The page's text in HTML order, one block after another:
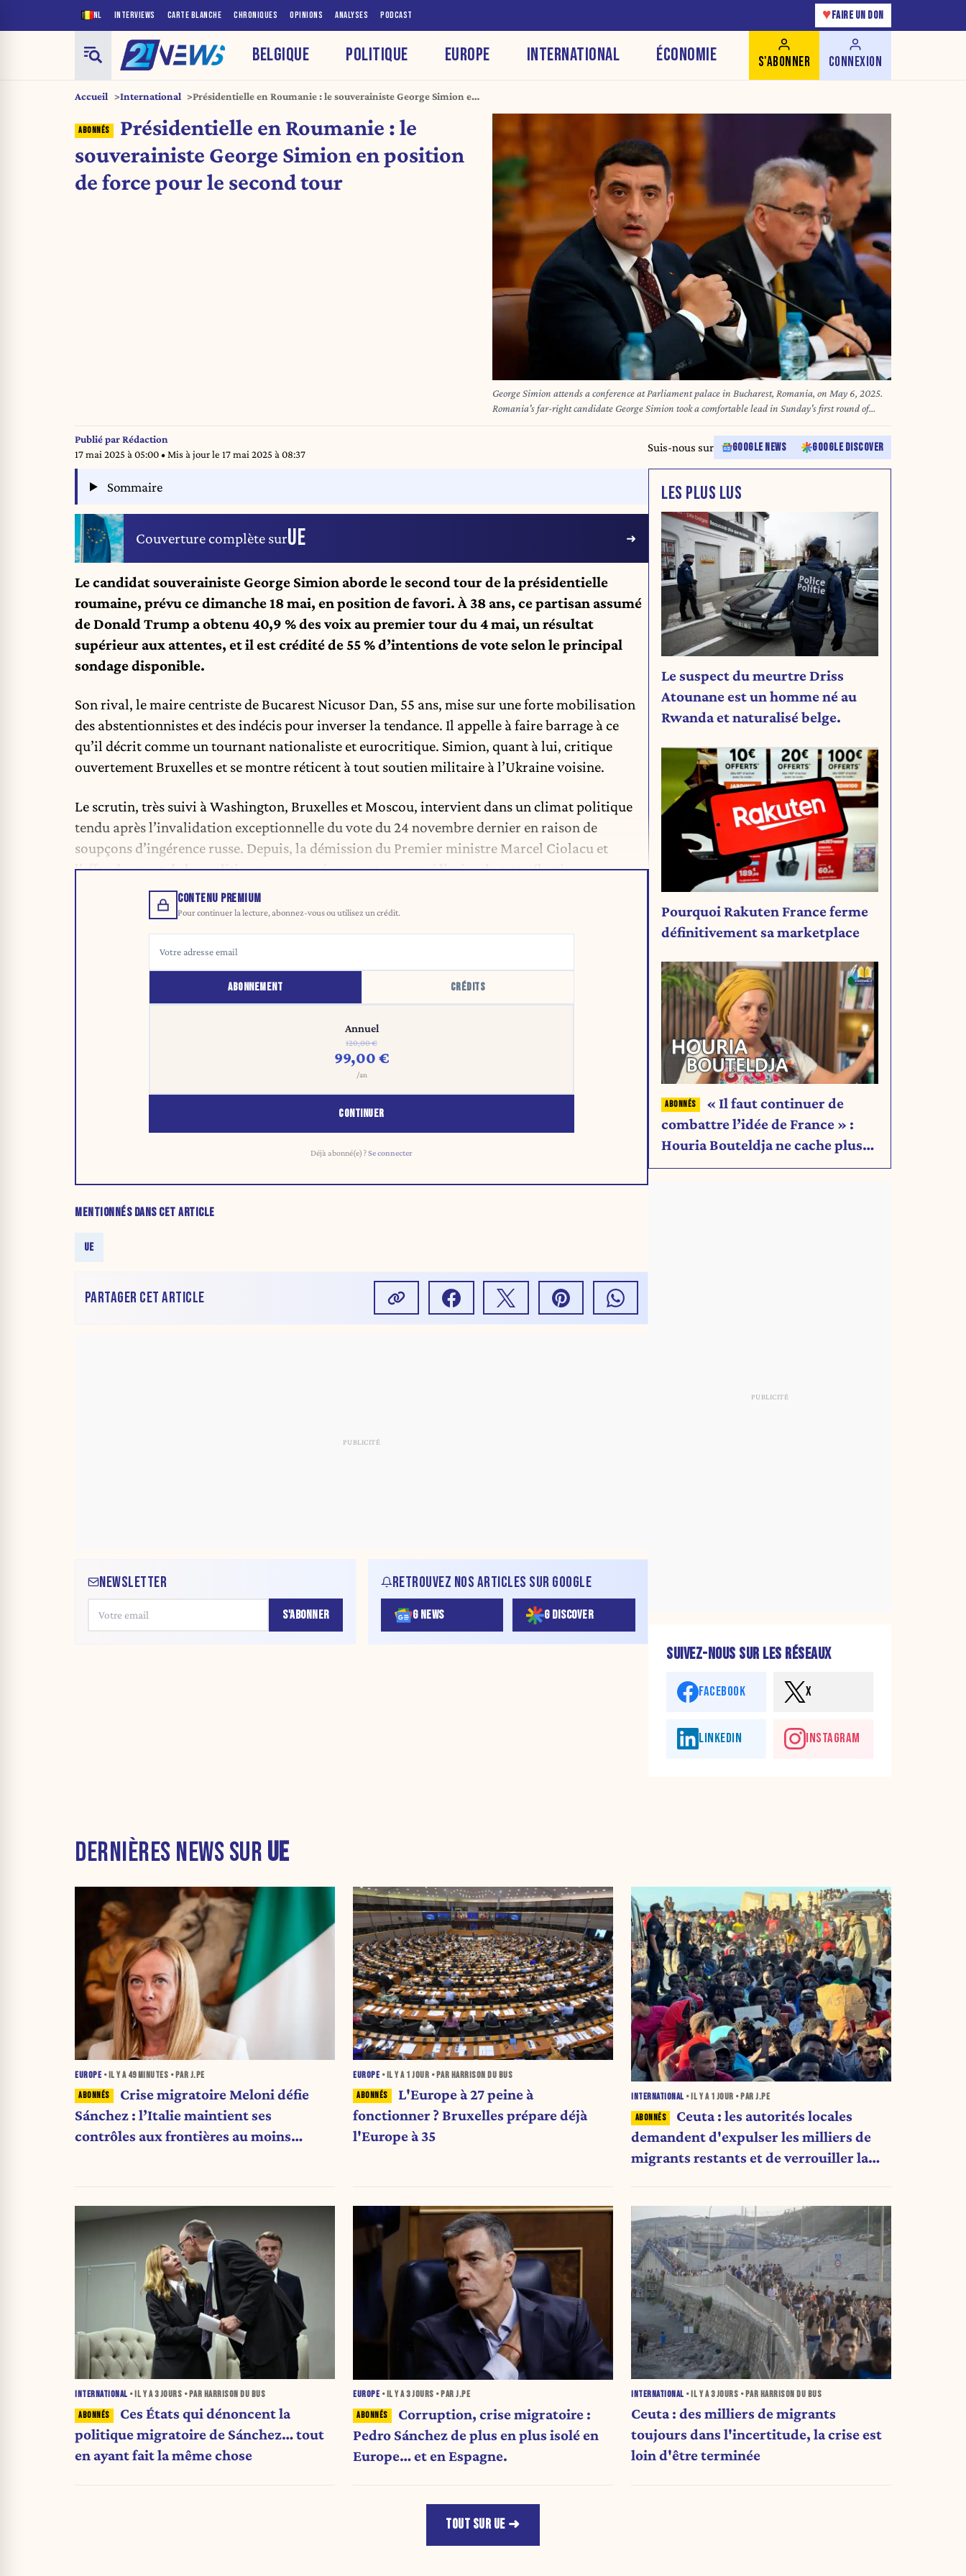
NL INTERVIEWS CARTE BLANCHE CHRONIQUES OPINIONS ANALYSES PODCAST ♥ FAIRE UN DON
BELGIQUE POLITIQUE EUROPE INTERNATIONAL ÉCONOMIE S'ABONNER CONNEXION
Accueil International
Présidentielle en Roumanie : le souverainiste George Simion en
Présidentielle en Roumanie : le
souverainiste George Simion en position
de force pour le second tour
George Simion attends a conference at Parliament palace in Bucharest, Romania, on May 6, 2025.
Romania's far-right candidate George Simion took a comfortable lead in Sunday's first round of
presidential elections, near-final results for the rerun of last year's annulled ballot showed. The
runoff of Romania's presidential election rerun, scheduled for May 18. Photo by Cristian
Publié parRédaction
17 mai 2025 à 05:00• Mis à jour le 17 mai 2025 à 08:37
Suis-nous sur GOOGLE NEWS GOOGLE DISCOVER
Sommaire
Couverture complète surUE
Le candidat souverainiste George Simion aborde le second tour de la présidentielle
roumaine, prévu ce dimanche 18 mai, en position de favori. À 38 ans, ce partisan assumé
de Donald Trump a obtenu 40,9 % des voix au premier tour du 4 mai, un résultat
supérieur aux attentes, et il est crédité de 55 % d’intentions de vote selon le principal
sondage disponible.
Son rival, le maire centriste de Bucarest Nicusor Dan, 55 ans, mise sur une forte mobilisation
des abstentionnistes et des indécis pour inverser la tendance. Il appelle à faire barrage à ce
qu’il décrit comme un tournant nationaliste et eurocritique. Simion, quant à lui, critique
ouvertement Bruxelles et se montre réticent à tout soutien militaire à l’Ukraine voisine.
Le scrutin, très suivi à Washington, Bruxelles et Moscou, intervient dans un climat politique
tendu après l’invalidation exceptionnelle du vote du 24 novembre dernier en raison de
soupçons d’ingérence russe. Depuis, la démission du Premier ministre Marcel Ciolacu et
l’effondrement de la coalition pro-européenne ont accentué l’enjeu de cette élection.
CONTENU PREMIUM
Pour continuer la lecture, abonnez-vous ou utilisez un crédit.
ABONNEMENT CRÉDITS
Annuel
120,00 €
99,00 €
/an
CONTINUER
Déjà abonné(e) ?Se connecter
MENTIONNÉS DANS CET ARTICLE
UE
PARTAGER CET ARTICLE
NEWSLETTER
S'ABONNER
RETROUVEZ NOS ARTICLES SUR GOOGLE
G NEWS G DISCOVER
LES PLUS LUS
Le suspect du meurtre Driss
Atounane est un homme né au
Rwanda et naturalisé belge.
Pourquoi Rakuten France ferme
définitivement sa marketplace
« Il faut continuer de
combattre l’idée de France » :
Houria Bouteldja ne cache plus
rien de son projet
SUIVEZ-NOUS SUR LES RÉSEAUX
FACEBOOK X
LINKEDIN INSTAGRAM
DERNIÈRES NEWS SUR UE
EUROPE • IL Y A 49 MINUTES • PAR J.PE
Crise migratoire Meloni défie
Sánchez : l’Italie maintient ses
contrôles aux frontières au moins
EUROPE • IL Y A 1 JOUR • PAR HARRISON DU BUS
L'Europe à 27 peine à
fonctionner ? Bruxelles prépare déjà
l'Europe à 35
INTERNATIONAL • IL Y A 1 JOUR • PAR J.PE
Ceuta : les autorités locales
demandent d'expulser les milliers de
migrants restants et de verrouiller la
INTERNATIONAL • IL Y A3 JOURS • PAR HARRISON DU BUS
Ces États qui dénoncent la
politique migratoire de Sánchez… tout
en ayant fait la même chose
EUROPE • IL Y A3 JOURS • PAR J.PE
Corruption, crise migratoire :
Pedro Sánchez de plus en plus isolé en
Europe… et en Espagne.
INTERNATIONAL • IL Y A3 JOURS • PAR HARRISON DU BUS
Ceuta : des milliers de migrants
toujours dans l'incertitude, la crise est
loin d'être terminée
TOUT SUR UE